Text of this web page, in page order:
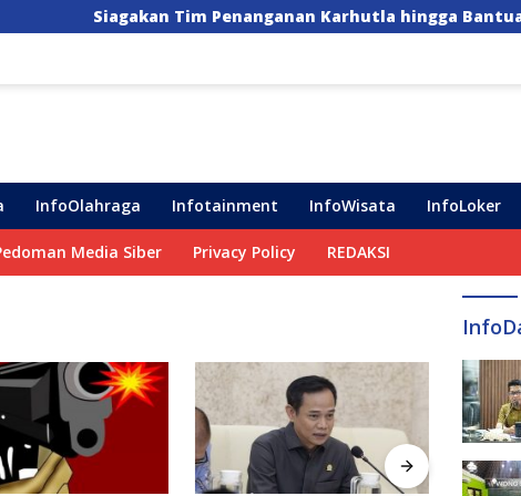
Tim Penanganan Karhutla hingga Bantuan Pompa
InfoOlahraga Infotainment InfoWisata InfoLoker
Media Siber Privacy Policy REDAKSI